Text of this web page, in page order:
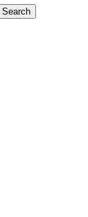
Search